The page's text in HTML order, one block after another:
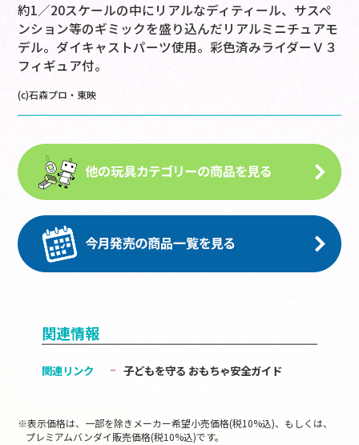
約1／20スケールの中にリアルなディティール、サスペ
ンション等のギミックを盛り込んだリアルミニチュアモ
デル。ダイキャストパーツ使用。彩色済みライダーＶ３
フィギュア付。
(c)石森プロ・東映
関連情報
関連リンク 子どもを守る おもちゃ安全ガイド
※表示価格は、一部を除きメーカー希望小売価格(税10%込)、もしくは、
プレミアムバンダイ販売価格(税10%込)です。